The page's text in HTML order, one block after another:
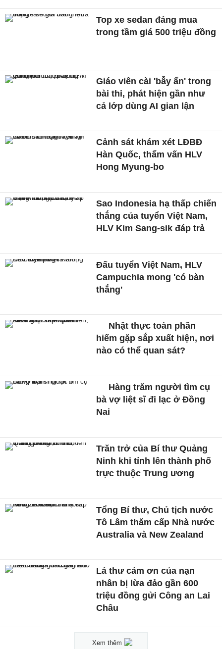
Top xe sedan đáng mua
trong tầm giá 500 triệu đồng
Giáo viên cài 'bẫy ẩn' trong
bài thi, phát hiện gần như
cả lớp dùng AI gian lận
Cảnh sát khám xét LĐBĐ
Hàn Quốc, thẩm vấn HLV
Hong Myung-bo
Sao Indonesia hạ thấp chiến
thắng của tuyển Việt Nam,
HLV Kim Sang-sik đáp trả
Đấu tuyển Việt Nam, HLV
Campuchia mong 'có bàn
thắng'
Nhật thực toàn phần
hiếm gặp sắp xuất hiện, nơi
nào có thể quan sát?
Hàng trăm người tìm cụ
bà vợ liệt sĩ đi lạc ở Đồng
Nai
Trăn trở của Bí thư Quảng
Ninh khi tỉnh lên thành phố
trực thuộc Trung ương
Tổng Bí thư, Chủ tịch nước
Tô Lâm thăm cấp Nhà nước
Australia và New Zealand
Lá thư cảm ơn của nạn
nhân bị lừa đảo gần 600
triệu đồng gửi Công an Lai
Châu
Xem thêm